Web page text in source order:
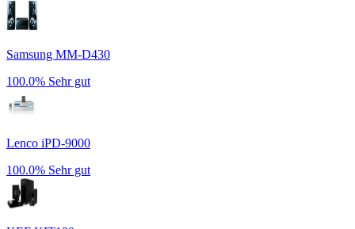
Samsung MM-D430
100.0% Sehr gut
Lenco iPD-9000
100.0% Sehr gut